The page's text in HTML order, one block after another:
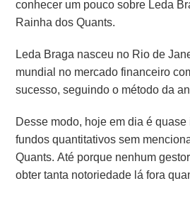
conhecer um pouco sobre Leda
Rainha dos Quants.
Leda Braga nasceu no Rio de
mundial no mercado financeiro
sucesso, seguindo o método da
Desse modo, hoje em dia é
fundos quantitativos sem
Quants. Até porque nenhum
obter tanta notoriedade lá fora